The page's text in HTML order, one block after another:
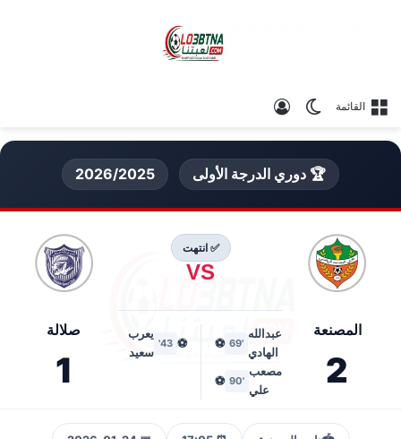
القائمة الوضع المظلم
🏆 دوري الدرجة الأولى 2026/2025
المصنعة
2
✅ انتهت
VS
عبدالله
الهادي
'69
⚽
مصعب
علي
'90
⚽
⚽
43'
يعرب
سعيد
صلالة
1